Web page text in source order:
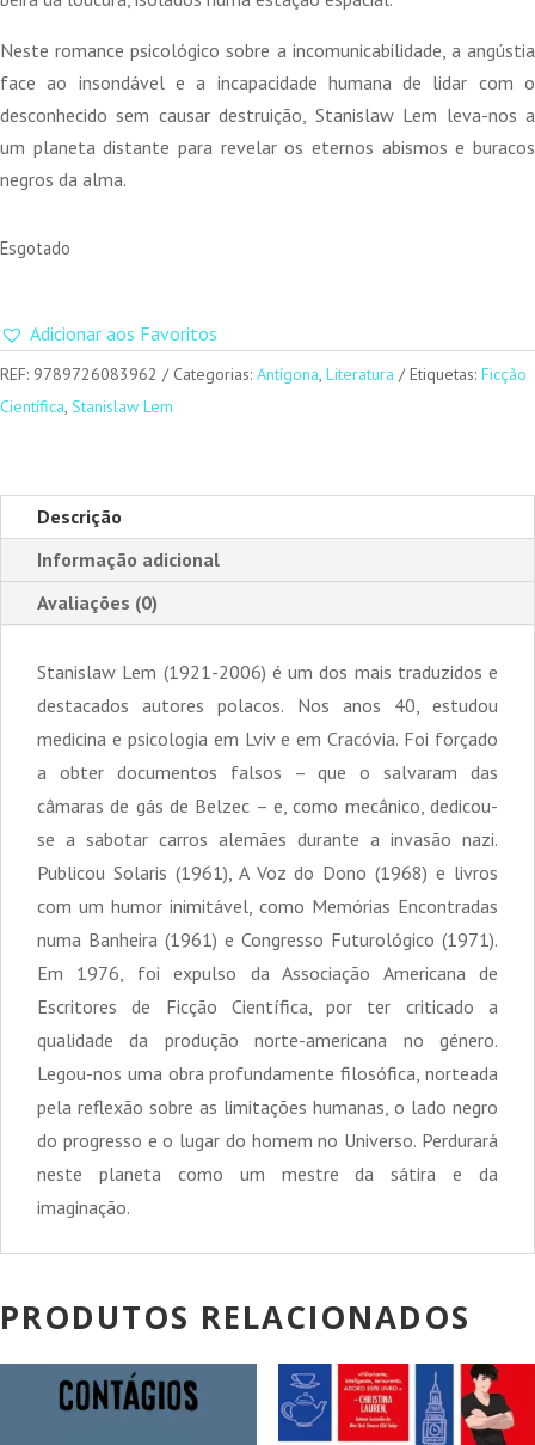
Neste romance psicológico sobre a incomunicabilidade, a angústia
face ao insondável e a incapacidade humana de lidar com o
desconhecido sem causar destruição, Stanislaw Lem leva-nos a
um planeta distante para revelar os eternos abismos e buracos
negros da alma.
Esgotado
Adicionar aos Favoritos
REF: 9789726083962 Categorias: Antígona, Literatura Etiquetas: Ficção
Científica, Stanislaw Lem
Descrição
Informação adicional
Avaliações (0)
Stanislaw Lem (1921-2006) é um dos mais traduzidos e
destacados autores polacos. Nos anos 40, estudou
medicina e psicologia em Lviv e em Cracóvia. Foi forçado
a obter documentos falsos – que o salvaram das
câmaras de gás de Belzec – e, como mecânico, dedicou-
se a sabotar carros alemães durante a invasão nazi.
Publicou Solaris (1961), A Voz do Dono (1968) e livros
com um humor inimitável, como Memórias Encontradas
numa Banheira (1961) e Congresso Futurológico (1971).
Em 1976, foi expulso da Associação Americana de
Escritores de Ficção Científica, por ter criticado a
qualidade da produção norte-americana no género.
Legou-nos uma obra profundamente filosófica, norteada
pela reflexão sobre as limitações humanas, o lado negro
do progresso e o lugar do homem no Universo. Perdurará
neste planeta como um mestre da sátira e da
imaginação.
PRODUTOS RELACIONADOS
PROMOÇÃO! PROMOÇÃO!